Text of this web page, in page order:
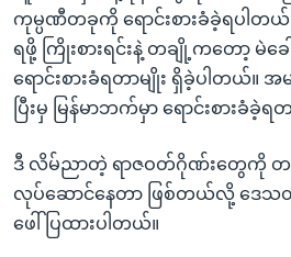
ကုမ္ပဏီတခုကို ရောင်းစားခံခဲ့ရပ
ရဖို့ ကြိုးစားရင်းနဲ့ တချို့ကတော့ မဲခေ
ရောင်းစားခံရတာမျိုး ရှိခဲ့ပါတယ်။
ပြီးမှ မြန်မာဘက်မှာ ရောင်းစားခံခဲ့ရ
ဒီ လိမ်ညာတဲ့ ရာဇဝတ်ဂိုဏ်းတွေကို တ
လုပ်ဆောင်နေတာ ဖြစ်တယ်လို့ ဒေသ
ဖေါ်ပြထားပါတယ်။